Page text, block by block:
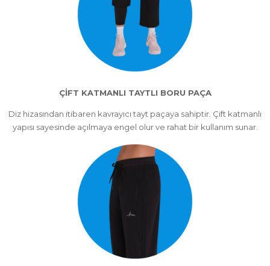
ÇİFT KATMANLI TAYTLI BORU PAÇA
Diz hizasından itibaren kavrayıcı tayt paçaya sahiptir. Çift katmanlı
yapısı sayesinde açılmaya engel olur ve rahat bir kullanım sunar.